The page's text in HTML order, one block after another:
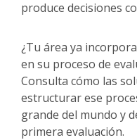
produce decisiones
¿Tu área ya
en su proceso de
Consulta cómo las
estructurar ese
grande del mundo y
primera evaluación.